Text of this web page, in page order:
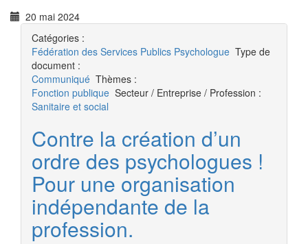
20 mai 2024
Catégories :
Fédération des Services Publics Psychologue Type de
document :
Communiqué Thèmes :
Fonction publique Secteur / Entreprise / Profession :
Sanitaire et social
Contre la création d’un
ordre des psychologues !
Pour une organisation
indépendante de la
profession.